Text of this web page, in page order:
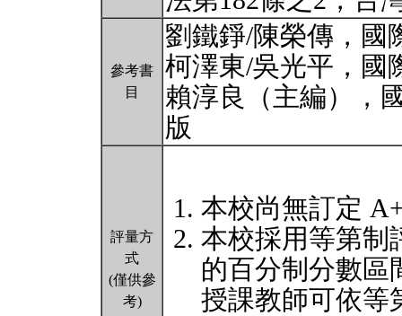
參考書
目
劉鐵錚/陳榮傳，國
柯澤東/吳光平，國
賴淳良（主編），
版
評量方
式
(僅供參
考)
本校尚無訂定
本校採用等第制
的百分制分數區
授課教師可依等